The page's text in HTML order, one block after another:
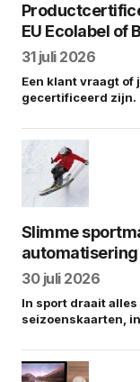
EU Ecolabel of
31 juli 2026
Een klant vraagt of
gecertificeerd zijn.
Slimme
automatisering
30 juli 2026
In sport draait
seizoenskaarten,